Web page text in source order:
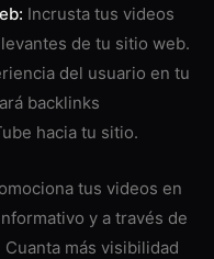
Incrusta tus videos
de tu sitio web.
del usuario en tu
backlinks
hacia tu sitio.
tus videos en
y a través de
más visibilidad